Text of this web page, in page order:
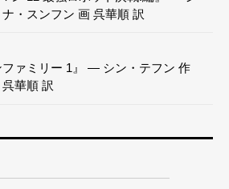
・スンフン 画 呉華順 訳
ファミリー 1』 — シン・テフン 作
華順 訳